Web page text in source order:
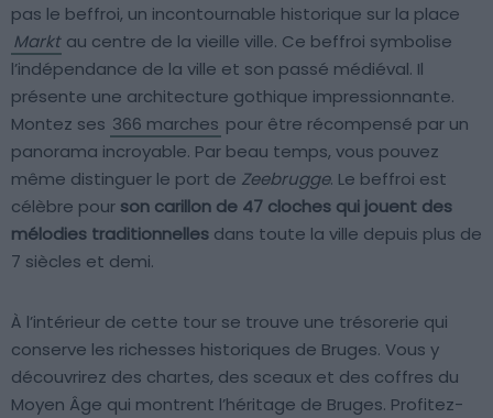
pas le beffroi, un incontournable historique sur la place
Markt au centre de la vieille ville. Ce beffroi symbolise
l’indépendance de la ville et son passé médiéval. Il
présente une architecture gothique impressionnante.
Montez ses 366 marches pour être récompensé par un
panorama incroyable. Par beau temps, vous pouvez
même distinguer le port de Zeebrugge. Le beffroi est
célèbre pour son carillon de 47 cloches qui jouent des
mélodies traditionnelles dans toute la ville depuis plus de
7 siècles et demi.
À l’intérieur de cette tour se trouve une trésorerie qui
conserve les richesses historiques de Bruges. Vous y
découvrirez des chartes, des sceaux et des coffres du
Moyen Âge qui montrent l’héritage de Bruges. Profitez-